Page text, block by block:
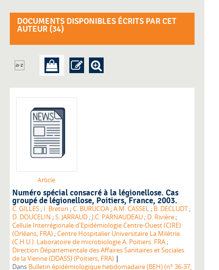
DOCUMENTS DISPONIBLES ÉCRITS PAR CET
AUTEUR (34)
Article
Numéro spécial consacré à la légionellose. Cas
groupé de légionellose, Poitiers, France, 2003.
C. GILLES ; I. Breton ;C. BURUCOA ;A.M. CASSEL ; B. DECLUDT ;
D. DOUCELIN ;S. JARRAUD ; J.C. PARNAUDEAU ; D. Rivière ;
Cellule Interrégionale d'Epidémiologie Centre-Ouest (CIRE)
(Orléans, FRA) ;Centre Hospitalier Universitaire La Milétrie.
(C.H.U.). Laboratoire de microbiologie A. Poitiers. FRA ;
Direction Départementale des Affaires Sanitaires et Sociales
de la Vienne (DDASS) (Poitiers, FRA) |
Dans Bulletin épidémiologique hebdomadaire (BEH) (n° 36-37,